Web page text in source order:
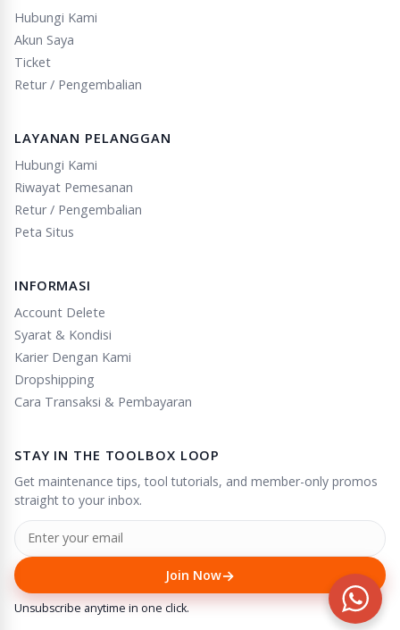
Hubungi Kami
Akun Saya
Ticket
Retur / Pengembalian
LAYANAN PELANGGAN
Hubungi Kami
Riwayat Pemesanan
Retur / Pengembalian
Peta Situs
INFORMASI
Account Delete
Syarat & Kondisi
Karier Dengan Kami
Dropshipping
Cara Transaksi & Pembayaran
STAY IN THE TOOLBOX LOOP
Get maintenance tips, tool tutorials, and member-only promos
straight to your inbox.
Join Now→
Unsubscribe anytime in one click.